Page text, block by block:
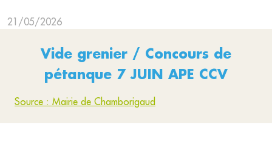
21/05/2026
Vide grenier / Concours de
pétanque 7 JUIN APE CCV
Source : Mairie de Chamborigaud